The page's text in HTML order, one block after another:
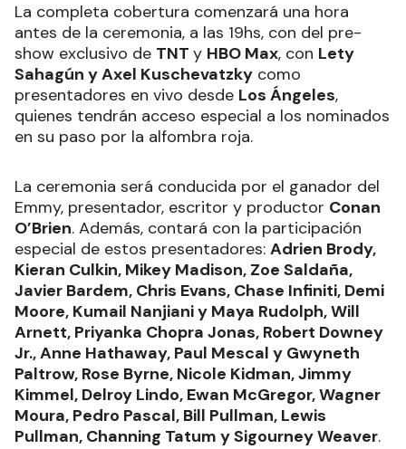
La completa cobertura comenzará una hora
antes de la ceremonia, a las 19hs, con del pre-
show exclusivo de TNT y HBO Max, con Lety
Sahagún y Axel Kuschevatzky como
presentadores en vivo desde Los Ángeles,
quienes tendrán acceso especial a los nominados
en su paso por la alfombra roja.
La ceremonia será conducida por el ganador del
Emmy, presentador, escritor y productor Conan
O’Brien. Además, contará con la participación
especial de estos presentadores: Adrien Brody,
Kieran Culkin, Mikey Madison, Zoe Saldaña,
Javier Bardem, Chris Evans, Chase Infiniti, Demi
Moore, Kumail Nanjiani y Maya Rudolph, Will
Arnett, Priyanka Chopra Jonas, Robert Downey
Jr., Anne Hathaway, Paul Mescal y Gwyneth
Paltrow, Rose Byrne, Nicole Kidman, Jimmy
Kimmel, Delroy Lindo, Ewan McGregor, Wagner
Moura, Pedro Pascal, Bill Pullman, Lewis
Pullman, Channing Tatum y Sigourney Weaver.